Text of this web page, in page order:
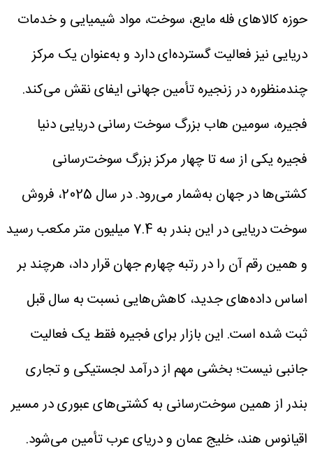
حوزه کالاهای فله مایع، سوخت، مواد شیمیایی و خدمات
دریایی نیز فعالیت گسترده‌ای دارد و به‌عنوان یک مرکز
چندمنظوره در زنجیره تأمین جهانی ایفای نقش می‌کند.
فجیره، سومین هاب بزرگ سوخت رسانی دریایی دنیا
فجیره یکی از سه تا چهار مرکز بزرگ سوخت‌رسانی
کشتی‌ها در جهان به‌شمار می‌رود. در سال 2025، فروش
سوخت دریایی در این بندر به 7.4 میلیون متر مکعب رسید
و همین رقم آن را در رتبه چهارم جهان قرار داد، هرچند بر
اساس داده‌های جدید، کاهش‌هایی نسبت به سال قبل
ثبت شده است. این بازار برای فجیره فقط یک فعالیت
جانبی نیست؛ بخشی مهم از درآمد لجستیکی و تجاری
بندر از همین سوخت‌رسانی به کشتی‌های عبوری در مسیر
اقیانوس هند، خلیج عمان و دریای عرب تأمین می‌شود.